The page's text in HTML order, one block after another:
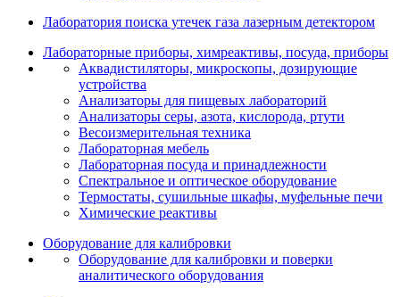
Лаборатория поиска утечек газа лазерным детектором
Лабораторные приборы, химреактивы, посуда, приборы
Аквадистиляторы, микроскопы, дозирующие
устройства
Анализаторы для пищевых лабораторий
Анализаторы серы, азота, кислорода, ртути
Весоизмерительная техника
Лабораторная мебель
Лабораторная посуда и принадлежности
Спектральное и оптическое оборудование
Термостаты, сушильные шкафы, муфельные печи
Химические реактивы
Оборудование для калибровки
Оборудование для калибровки и поверки
аналитического оборудования